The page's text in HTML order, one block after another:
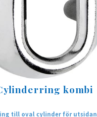
kombi
till oval cylinder för utsidan